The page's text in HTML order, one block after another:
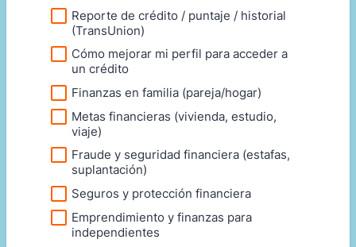
Reporte de crédito / puntaje / historial
(TransUnion)
Cómo mejorar mi perfil para acceder a
un crédito
Finanzas en familia (pareja/hogar)
Metas financieras (vivienda, estudio,
viaje)
Fraude y seguridad financiera (estafas,
suplantación)
Seguros y protección financiera
Emprendimiento y finanzas para
independientes